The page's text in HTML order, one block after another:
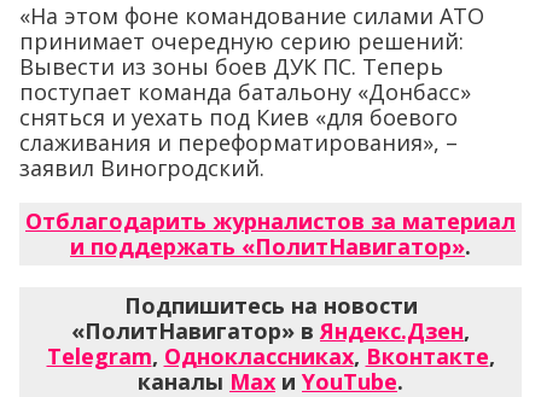
«На этом фоне командование силами АТО
принимает очередную серию решений:
Вывести из зоны боев ДУК ПС. Теперь
поступает команда батальону «Донбасс»
сняться и уехать под Киев «для боевого
слаживания и переформатирования», –
заявил Виногродский.
Отблагодарить журналистов за материал
и поддержать «ПолитНавигатор».
Подпишитесь на новости
«ПолитНавигатор» вЯндекс.Дзен,
Telegram, Одноклассниках, Вконтакте,
каналы Max и YouTube.